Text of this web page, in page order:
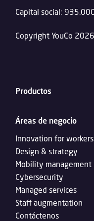
Capital social:
Copyright YouCo 2026
Productos
Áreas de negocio
Innovation for workers
Design & strategy
Mobility management
Cybersecurity
Managed services
Staff augmentation
Contáctenos